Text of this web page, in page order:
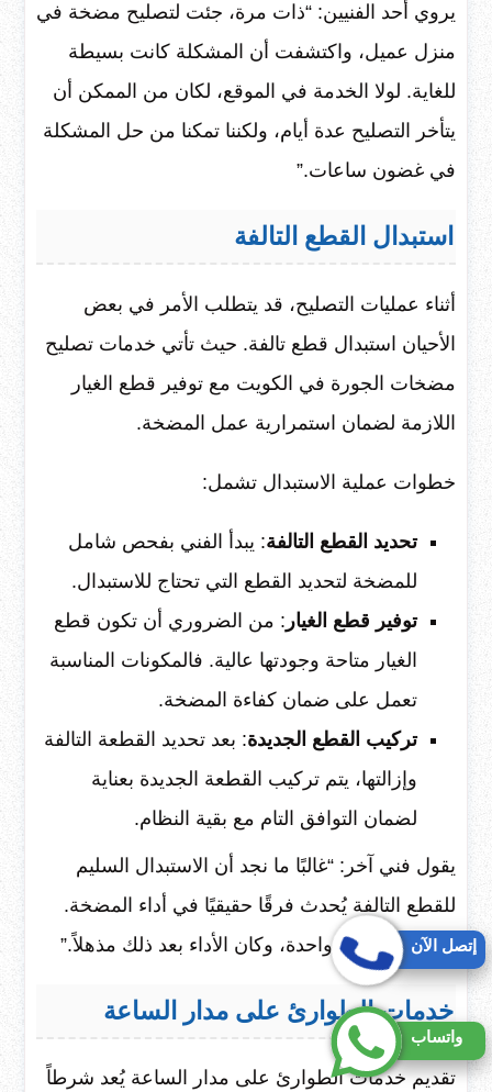
يروي أحد الفنيين: “ذات مرة، جئت لتصليح مضخة في
منزل عميل، واكتشفت أن المشكلة كانت بسيطة
للغاية. لولا الخدمة في الموقع، لكان من الممكن أن
يتأخر التصليح عدة أيام، ولكننا تمكنا من حل المشكلة
في غضون ساعات.”
استبدال القطع التالفة
أثناء عمليات التصليح، قد يتطلب الأمر في بعض
الأحيان استبدال قطع تالفة. حيث تأتي خدمات تصليح
مضخات الجورة في الكويت مع توفير قطع الغيار
اللازمة لضمان استمرارية عمل المضخة.
خطوات عملية الاستبدال تشمل:
تحديد القطع التالفة: يبدأ الفني بفحص شامل
للمضخة لتحديد القطع التي تحتاج للاستبدال.
توفير قطع الغيار : من الضروري أن تكون قطع
الغيار متاحة وجودتها عالية. فالمكونات المناسبة
تعمل على ضمان كفاءة المضخة.
تركيب القطع الجديدة: بعد تحديد القطعة التالفة
وإزالتها، يتم تركيب القطعة الجديدة بعناية
لضمان التوافق التام مع بقية النظام.
يقول فني آخر: “غالبًا ما نجد أن الاستبدال السليم
للقطع التالفة يُحدث فرقًا حقيقيًا في أداء المضخة.
استبدلنا مضخة واحدة، وكان الأداء بعد ذلك مذهلاً.”
خدمات الطوارئ على مدار الساعة
تقديم خدمات الطوارئ على مدار الساعة يُعد شرطاً
واتساب
إتصل الآن